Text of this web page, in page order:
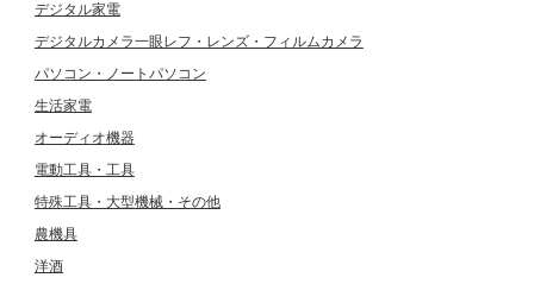
デジタル家電
デジタルカメラ一眼レフ・レンズ・フィルムカメラ
パソコン・ノートパソコン
生活家電
オーディオ機器
電動工具・工具
特殊工具・大型機械・その他
農機具
洋酒